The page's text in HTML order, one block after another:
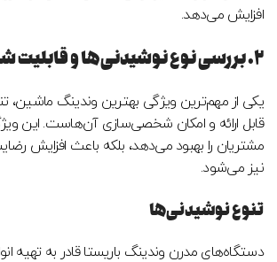
افزایش می‌دهد.
۲. بررسی نوع نوشیدنی‌ها و قابلیت شخصی‌سازی
یکی از مهم‌ترین ویژگی‌ بهترین وندینگ ماشین،
قابل ارائه و امکان شخصی‌سازی آن‌هاست. این
مشتریان را بهبود می‌دهد، بلکه باعث افزایش
نیز می‌شود.
تنوع نوشیدنی‌ها
دستگاه‌های مدرن وندینگ باریستا قادر به تهیه